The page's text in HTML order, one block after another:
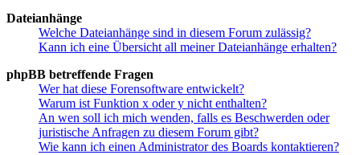
Dateianhänge
Welche Dateianhänge sind in diesem Forum zulässig?
Kann ich eine Übersicht all meiner Dateianhänge erhalten?
phpBB betreffende Fragen
Wer hat diese Forensoftware entwickelt?
Warum ist Funktion x oder y nicht enthalten?
An wen soll ich mich wenden, falls es Beschwerden oder
juristische Anfragen zu diesem Forum gibt?
Wie kann ich einen Administrator des Boards kontaktieren?